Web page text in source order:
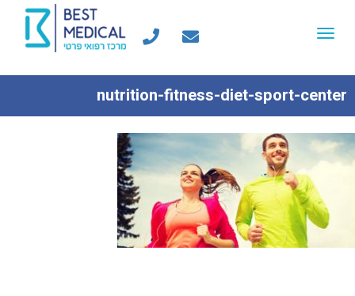
Toggle
nutrition-fitness-diet-sport-center